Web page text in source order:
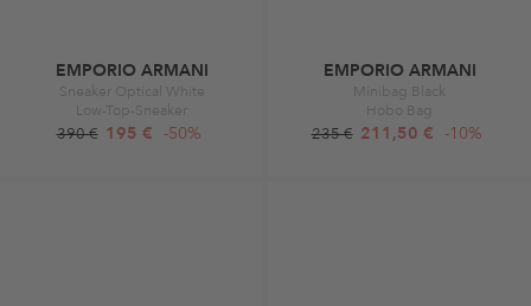
EMPORIO ARMANI
Sneaker Optical White
Low-Top-Sneaker
390 € 195 € -50%
EMPORIO ARMANI
Minibag Black
Hobo Bag
235 € 211,50 € -10%